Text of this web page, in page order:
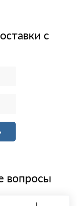
с
вопросы